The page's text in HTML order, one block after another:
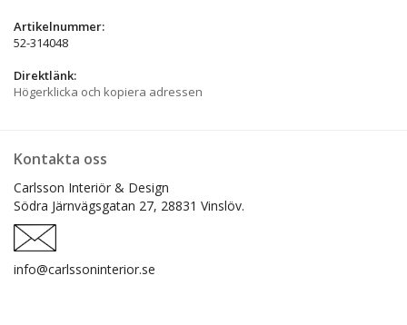
Artikelnummer:
52-314048
Direktlänk:
Högerklicka och kopiera adressen
Kontakta oss
Carlsson Interiör & Design
Södra Järnvägsgatan 27, 28831 Vinslöv.
info@carlssoninterior.se